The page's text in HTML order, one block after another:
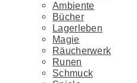
Ambiente
Bücher
Lagerleben
Magie
Räucherwerk
Runen
Schmuck